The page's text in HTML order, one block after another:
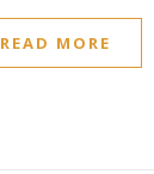
READ MORE